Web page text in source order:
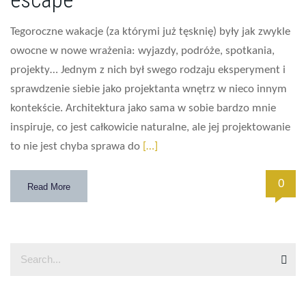
Tegoroczne wakacje (za którymi już tęsknię) były jak zwykle
owocne w nowe wrażenia: wyjazdy, podróże, spotkania,
projekty… Jednym z nich był swego rodzaju eksperyment i
sprawdzenie siebie jako projektanta wnętrz w nieco innym
kontekście. Architektura jako sama w sobie bardzo mnie
inspiruje, co jest całkowicie naturalne, ale jej projektowanie
to nie jest chyba sprawa do […]
Read More 0